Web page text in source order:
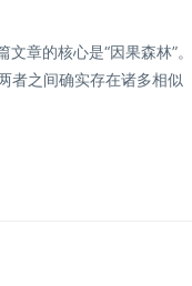
章的核心是“因果森林”。
者之间确实存在诸多相似